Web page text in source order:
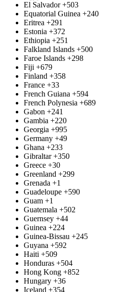
El Salvador +503
Equatorial Guinea +240
Eritrea +291
Estonia +372
Ethiopia +251
Falkland Islands +500
Faroe Islands +298
Fiji +679
Finland +358
France +33
French Guiana +594
French Polynesia +689
Gabon +241
Gambia +220
Georgia +995
Germany +49
Ghana +233
Gibraltar +350
Greece +30
Greenland +299
Grenada +1
Guadeloupe +590
Guam +1
Guatemala +502
Guernsey +44
Guinea +224
Guinea-Bissau +245
Guyana +592
Haiti +509
Honduras +504
Hong Kong +852
Hungary +36
Iceland +354